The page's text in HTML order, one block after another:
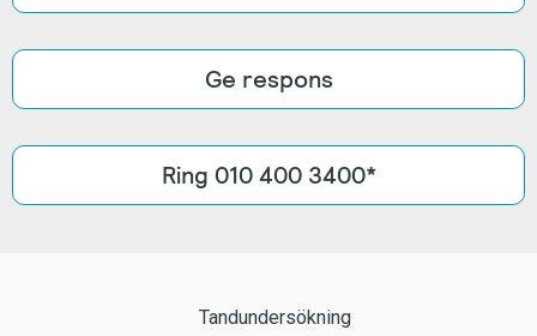
Ge respons
Ring 010 400 3400*
Tandundersökning